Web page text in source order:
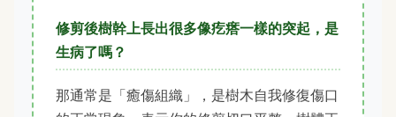
修剪後樹幹上長出很多像疙瘩一樣的突起，是
生病了嗎？
那通常是「癒傷組織」，是樹木自我修復傷口